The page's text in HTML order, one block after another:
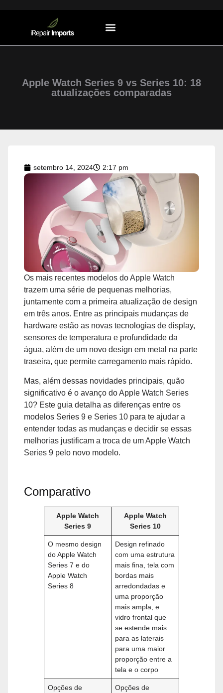
Apple Watch Series 9 vs Series 10: 18
atualizações comparadas
setembro 14, 2024 2:17 pm
Os mais recentes modelos do Apple Watch
trazem uma série de pequenas melhorias,
juntamente com a primeira atualização de design
em três anos. Entre as principais mudanças de
hardware estão as novas tecnologias de display,
sensores de temperatura e profundidade da
água, além de um novo design em metal na parte
traseira, que permite carregamento mais rápido.
Mas, além dessas novidades principais, quão
significativo é o avanço do ‌Apple Watch Series
10‌? Este guia detalha as diferenças entre os
modelos Series 9 e ‌Series 10‌ para te ajudar a
entender todas as mudanças e decidir se essas
melhorias justificam a troca de um Apple Watch
Series 9‌ pelo novo modelo.
Comparativo
Apple Watch
Series 9
Apple Watch
Series 10
O mesmo design
do Apple Watch
Series 7 e do
Apple Watch
Series 8
Design refinado
com uma estrutura
mais fina, tela com
bordas mais
arredondadas e
uma proporção
mais ampla, e
vidro frontal que
se estende mais
para as laterais
para uma maior
proporção entre a
tela e o corpo
Opções de
Opções de